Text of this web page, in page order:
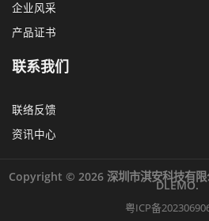
企业风采
产品证书
联系我们
联络反馈
资讯中心
Copyright © 2026 深圳市淇安科技有
DLEMO.
粤ICP备